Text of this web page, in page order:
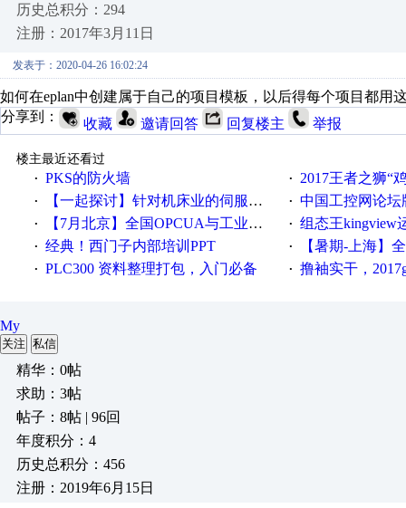
历史总积分：294
注册：2017年3月11日
发表于：2020-04-26 16:02:24
如何在eplan中创建属于自己的项目模板，以后得每个项目都用
分享到：
收藏 邀请回答 回复楼主 举报
楼主最近还看过
· PKS的防火墙 · 2017王者之狮“鸡”情签到
· 【一起探讨】针对机床业的伺服系统发展，您的期望是什么？ · 中国工控网论坛版
· 【7月北京】全国OPCUA与工业互联技术培训班通知！ · 组态王kingview
· 经典！西门子内部培训PPT · 【暑期-上海】全国工业
· PLC300 资料整理打包，入门必备 · 撸袖实干，2017gongkong®第
My
关注 私信
精华：0帖
求助：3帖
帖子：8帖 | 96回
年度积分：4
历史总积分：456
注册：2019年6月15日